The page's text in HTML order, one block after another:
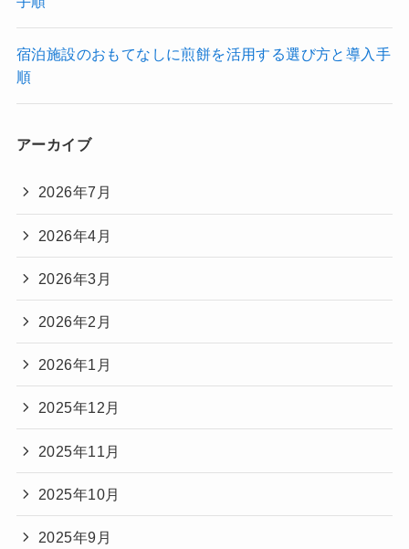
宿泊施設のおもてなしに煎餅を活用する選び方と導入手
順
アーカイブ
2026年7月
2026年4月
2026年3月
2026年2月
2026年1月
2025年12月
2025年11月
2025年10月
2025年9月